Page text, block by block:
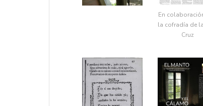
En
la cofradía de
Cruz